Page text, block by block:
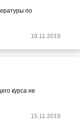
по
18.11.2019
курса не
15.11.2019